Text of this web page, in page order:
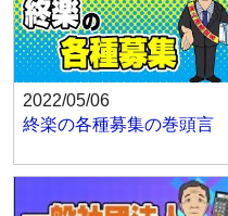
2022/05/06
終楽の各種募集の巻頭言